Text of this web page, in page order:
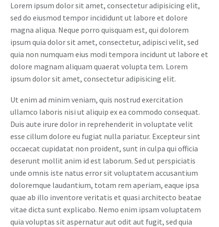
Lorem ipsum dolor sit amet, consectetur adipisicing elit,
sed do eiusmod tempor incididunt ut labore et dolore
magna aliqua. Neque porro quisquam est, qui dolorem
ipsum quia dolor sit amet, consectetur, adipisci velit, sed
quia non numquam eius modi tempora incidunt ut labore et
dolore magnam aliquam quaerat volupta tem. Lorem
ipsum dolor sit amet, consectetur adipisicing elit.
Ut enim ad minim veniam, quis nostrud exercitation
ullamco laboris nisi ut aliquip ex ea commodo consequat.
Duis aute irure dolor in reprehenderit in voluptate velit
esse cillum dolore eu fugiat nulla pariatur. Excepteur sint
occaecat cupidatat non proident, sunt in culpa qui officia
deserunt mollit anim id est laborum. Sed ut perspiciatis
unde omnis iste natus error sit voluptatem accusantium
doloremque laudantium, totam rem aperiam, eaque ipsa
quae ab illo inventore veritatis et quasi architecto beatae
vitae dicta sunt explicabo. Nemo enim ipsam voluptatem
quia voluptas sit aspernatur aut odit aut fugit, sed quia